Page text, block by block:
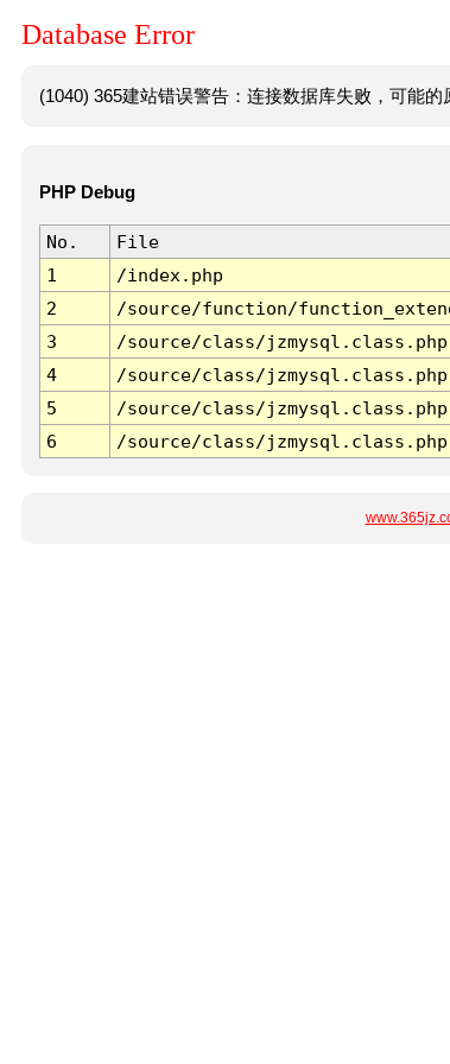
Database Error
(1040) 365建站错误警告：连接数据库失败，可能
PHP Debug
No. File
1
/index.php
2
/source/function/
3
/source/class/jzmysql.class.php
4
/source/class/jzmysql.class.php
5
/source/class/jzmysql.class.php
6
/source/class/jzmysql.class.php